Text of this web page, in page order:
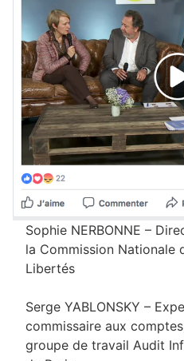
Sophie NERBONNE –
la Commission Nationale
Libertés
Serge YABLONSKY –
commissaire aux
groupe de travail Audit